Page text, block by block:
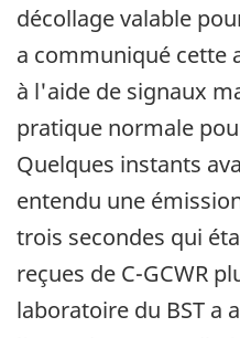
décollage valable
a communiqué cette
à l'aide de signaux
pratique normale
Quelques instants
entendu une
trois secondes qui
reçues de C-GCWR
laboratoire du BST a